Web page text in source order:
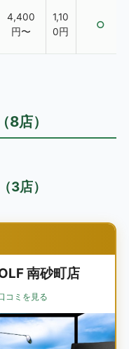
4,400
円〜
1,10
0円
○
8店）
3店）
南砂町店
コミを見る